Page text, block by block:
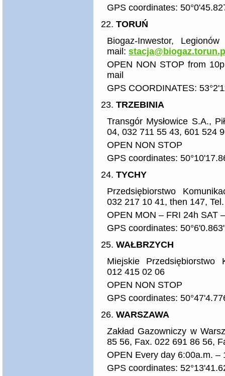
GPS coordinates:
TORUŃ
Biogaz-Inwestor,
mail: stacja@
OPEN NON STOP from
mail
GPS COORDINATES:
TRZEBINIA
Transgór Mysłowice S.A.,
04, 032 711 55 43, 601 524
OPEN NON STOP
GPS coordinates:
TYCHY
Przedsiębiorstwo
032 217 10 41, then 147,
OPEN MON – FRI 24h SAT
GPS coordinates:
WAŁBRZYCH
Miejskie
012 415 02 06
OPEN NON STOP
GPS coordinates:
WARSZAWA
Zakład Gazowniczy w
85 56, Fax. 022 691 86 56,
OPEN Every day 6:00a.m. –
GPS coordinates: